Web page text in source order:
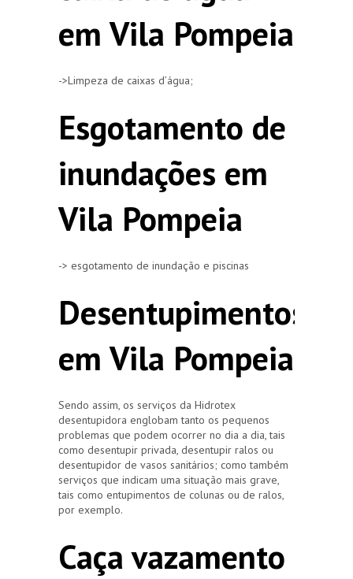
em Vila Pompeia
->Limpeza de caixas d’água;
Esgotamento de
inundações em
Vila Pompeia
-> esgotamento de inundação e piscinas
Desentupimentos
em Vila Pompeia
Sendo assim, os serviços da Hidrotex
desentupidora englobam tanto os pequenos
problemas que podem ocorrer no dia a dia, tais
como desentupir privada, desentupir ralos ou
desentupidor de vasos sanitários; como também
serviços que indicam uma situação mais grave,
tais como entupimentos de colunas ou de ralos,
por exemplo.
Caça vazamento